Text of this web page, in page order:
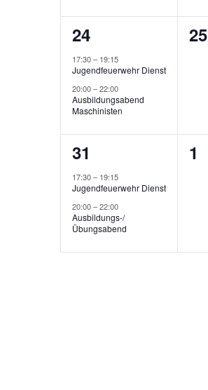
2
Veranstaltungen,
24
17:30– 19:15
Jugendfeuerwehr Dienst
20:00–22:00
Ausbildungsabend
Maschinisten
0
25
2
Veranstaltungen,
31
17:30– 19:15
Jugendfeuerwehr Dienst
20:00–22:00
Ausbildungs-/
Übungsabend
0
1